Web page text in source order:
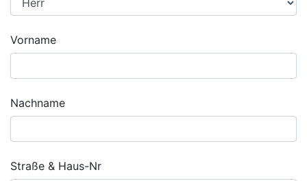
Vorname
Nachname
Straße & Haus-Nr